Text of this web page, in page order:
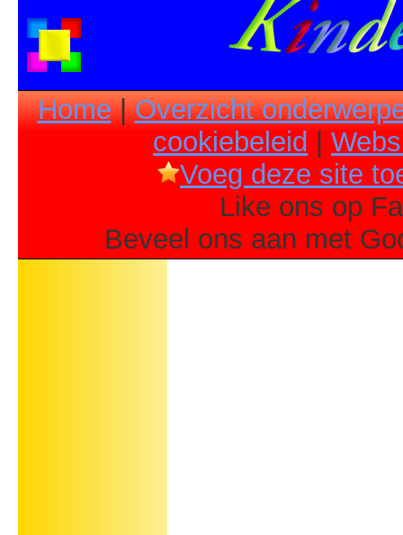
Home|Overzicht
cookiebeleid
Voeg deze site
Like ons op
Beveel ons aan met